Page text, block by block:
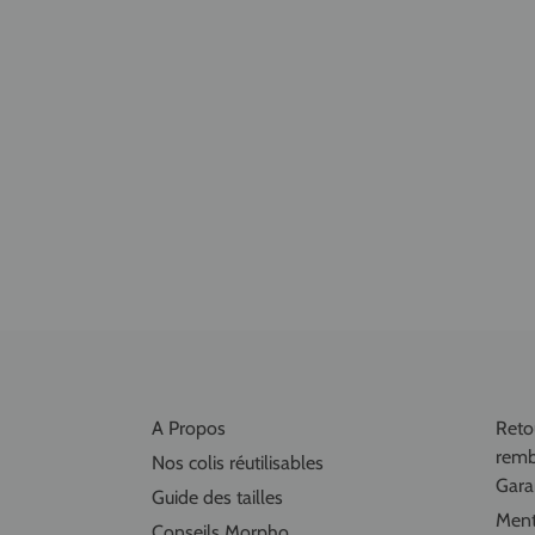
A Propos
Nos colis réutilisables
Guide des tailles